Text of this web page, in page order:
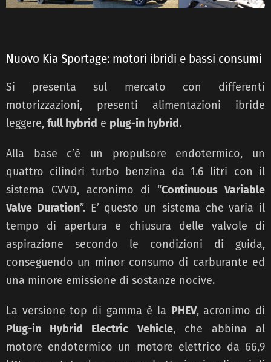
Nuovo Kia Sportage: motori ibridi e bassi consumi
Si presenta sul mercato con differenti
motorizzazioni, presenti alimentazioni ibride
leggere, full hybrid e plug-in hybrid.
Alla base c’è un propulsore endotermico, un
quattro cilindri turbo benzina da 1.6 litri con il
sistema CVVD, acronimo di “Continuous Variable
Valve Duration”. E’ questo un sistema che varia il
tempo di apertura e chiusura delle valvole di
aspirazione secondo le condizioni di guida,
conseguendo un minor consumo di carburante ed
una minore emissione di sostanze nocive.
La versione top di gamma è la PHEV, acronimo di
Plug-in Hybrid Electric Vehicle, che abbina al
motore endotermico un motore elettrico da 66,9